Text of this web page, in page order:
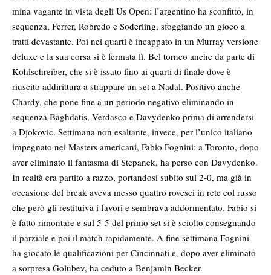
mina vagante in vista degli Us Open: l’argentino ha sconfitto, in
sequenza, Ferrer, Robredo e Soderling, sfoggiando un gioco a
tratti devastante. Poi nei quarti è incappato in un Murray versione
deluxe e la sua corsa si è fermata lì. Bel torneo anche da parte di
Kohlschreiber, che si è issato fino ai quarti di finale dove è
riuscito addirittura a strappare un set a Nadal. Positivo anche
Chardy, che pone fine a un periodo negativo eliminando in
sequenza Baghdatis, Verdasco e Davydenko prima di arrendersi
a Djokovic. Settimana non esaltante, invece, per l’unico italiano
impegnato nei Masters americani, Fabio Fognini: a Toronto, dopo
aver eliminato il fantasma di Stepanek, ha perso con Davydenko.
In realtà era partito a razzo, portandosi subito sul 2-0, ma già in
occasione del break aveva messo quattro rovesci in rete col russo
che però gli restituiva i favori e sembrava addormentato. Fabio si
è fatto rimontare e sul 5-5 del primo set si è sciolto consegnando
il parziale e poi il match rapidamente. A fine settimana Fognini
ha giocato le qualificazioni per Cincinnati e, dopo aver eliminato
a sorpresa Golubev, ha ceduto a Benjamin Becker.